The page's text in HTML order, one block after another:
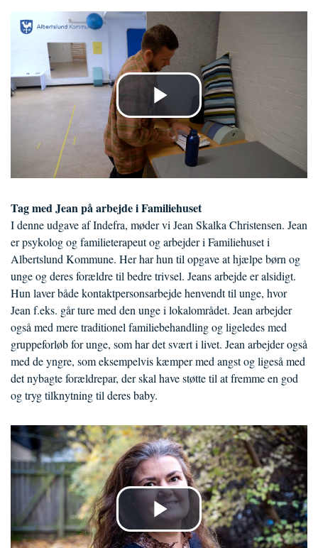
Tag med Jean på arbejde i Familiehuset
I denne udgave af Indefra, møder vi Jean Skalka Christensen. Jean
er psykolog og familieterapeut og arbejder i Familiehuset i
Albertslund Kommune. Her har hun til opgave at hjælpe børn og
unge og deres forældre til bedre trivsel. Jeans arbejde er alsidigt.
Hun laver både kontaktpersonsarbejde henvendt til unge, hvor
Jean f.eks. går ture med den unge i lokalområdet. Jean arbejder
også med mere traditionel familiebehandling og ligeledes med
gruppeforløb for unge, som har det svært i livet. Jean arbejder også
med de yngre, som eksempelvis kæmper med angst og ligeså med
det nybagte forældrepar, der skal have støtte til at fremme en god
og tryg tilknytning til deres baby.